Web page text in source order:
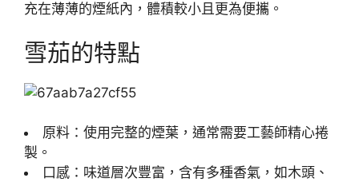
充在薄薄的煙紙內，體積較小且更為便攜。
雪茄的特點
原料：使用完整的煙葉，通常需要工藝師精心捲
製。
口感：味道層次豐富，含有多種香氣，如木頭、